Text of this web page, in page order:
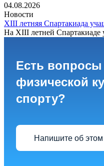
04.08.2026
Новости
XIII летняя Спартакиада
На XIII летней Спартакиаде
Есть
физической
спорту?
Напишите об этом